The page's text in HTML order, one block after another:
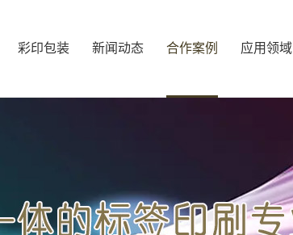
彩印包装 新闻动态 合作案例 应用领域